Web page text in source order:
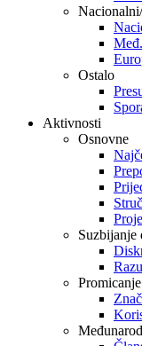
Ostalo
Aktivnosti
Osnovne
Suzbijanje